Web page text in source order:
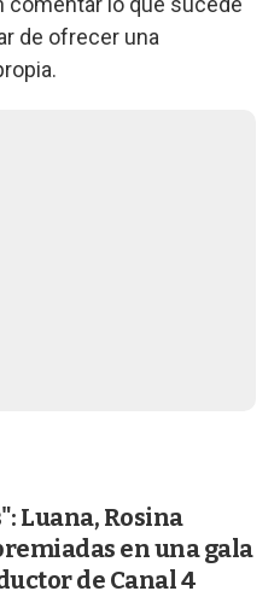
de ofrecer una
Luana, Rosina
en una gala
de Canal 4